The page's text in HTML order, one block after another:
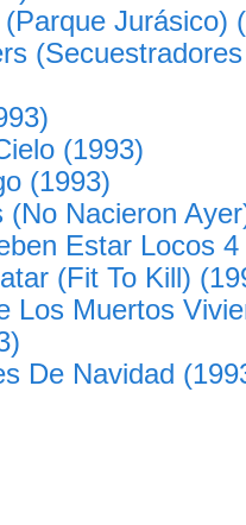
Jurásico)
(1993)
(1993)
(No Nacieron
Estar Locos
(Fit To Kill)
Los Muertos
De Navidad